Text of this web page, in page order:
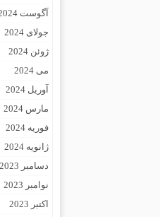
آگوست 2024
جولای 2024
ژوئن 2024
می 2024
آوریل 2024
مارس 2024
فوریه 2024
ژانویه 2024
دسامبر 2023
نوامبر 2023
اکتبر 2023